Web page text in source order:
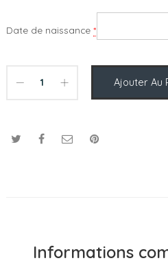
Date de naissance *
Ajouter Au
Informations